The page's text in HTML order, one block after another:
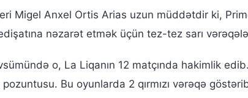
Migel Anxel Ortis Arias uzun müddətdir ki,
nəzarət etmək üçün tez-tez sarı
o, La Liqanın 12 matçında hakimlik
Bu oyunlarda 2 qırmızı vərəqə